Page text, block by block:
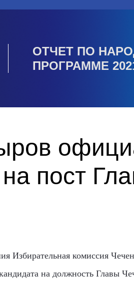
ОТЧЕТ ПО
ПРОГРАММЕ
пост
Избирательная комиссия
на должность Главы